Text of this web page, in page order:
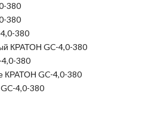
380
380
380
КРАТОН GC-4,0-380
380
КРАТОН GC-4,0-380
4,0-380